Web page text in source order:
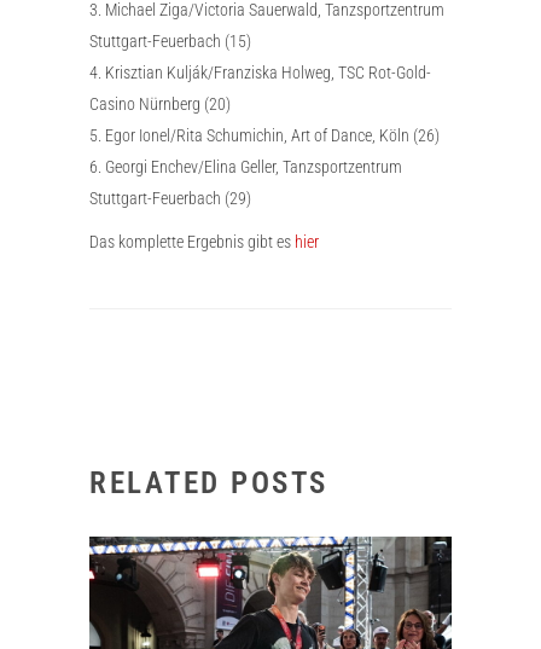
3. Michael Ziga/Victoria Sauerwald, Tanzsportzentrum
Stuttgart-Feuerbach (15)
4. Krisztian Kulják/Franziska Holweg, TSC Rot-Gold-
Casino Nürnberg (20)
5. Egor Ionel/Rita Schumichin, Art of Dance, Köln (26)
6. Georgi Enchev/Elina Geller, Tanzsportzentrum
Stuttgart-Feuerbach (29)
Das komplette Ergebnis gibt es hier
RELATED POSTS